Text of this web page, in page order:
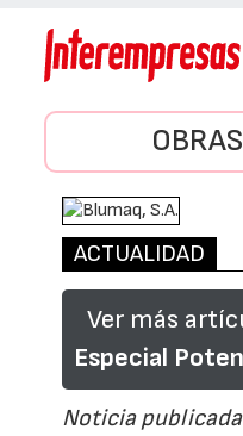
ACTUALIDAD
Ver más
Especial
Noticia